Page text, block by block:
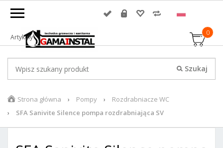
0
Artykuły
Strona główna Pompy
Rozdrabniacze WC
SFA Sanivite Silence pompa rozdrabniająca SV